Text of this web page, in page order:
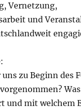
Vernetzung,
und
:
zu Beginn des
und mit welchem